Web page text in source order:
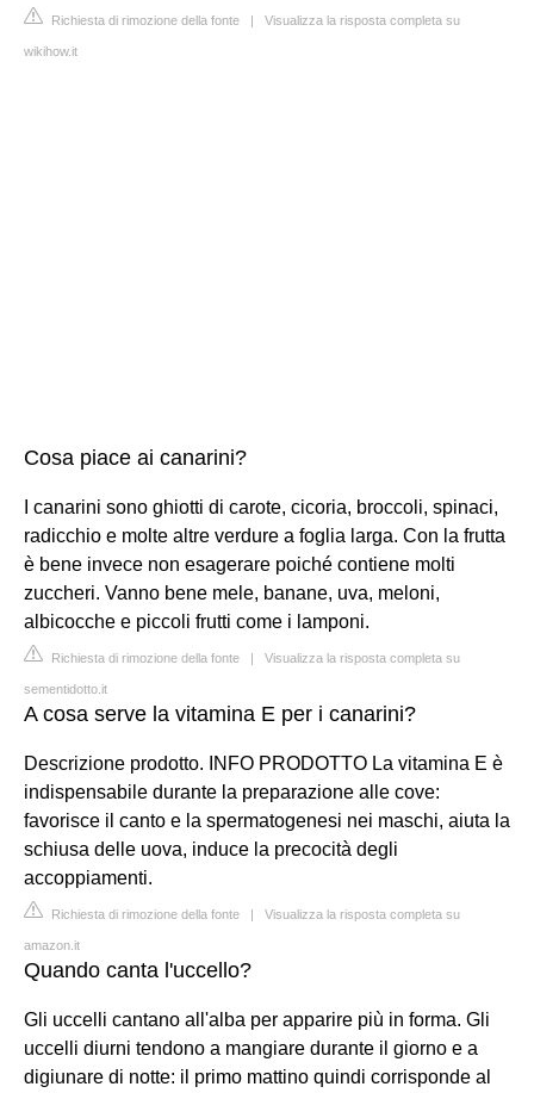
Richiesta di rimozione della fonte | Visualizza la risposta completa su
wikihow.it
Cosa piace ai canarini?
I canarini sono ghiotti di carote, cicoria, broccoli, spinaci,
radicchio e molte altre verdure a foglia larga. Con la frutta
è bene invece non esagerare poiché contiene molti
zuccheri. Vanno bene mele, banane, uva, meloni,
albicocche e piccoli frutti come i lamponi.
Richiesta di rimozione della fonte | Visualizza la risposta completa su
sementidotto.it
A cosa serve la vitamina E per i canarini?
Descrizione prodotto. INFO PRODOTTO La vitamina E è
indispensabile durante la preparazione alle cove:
favorisce il canto e la spermatogenesi nei maschi, aiuta la
schiusa delle uova, induce la precocità degli
accoppiamenti.
Richiesta di rimozione della fonte | Visualizza la risposta completa su
amazon.it
Quando canta l'uccello?
Gli uccelli cantano all'alba per apparire più in forma. Gli
uccelli diurni tendono a mangiare durante il giorno e a
digiunare di notte: il primo mattino quindi corrisponde al